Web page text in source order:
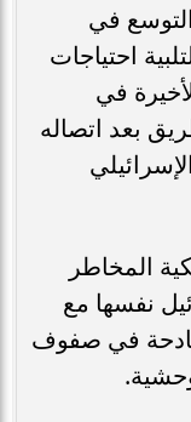
في
احتياجات
في
بعد اتصاله
المخاطر
نفسها مع
في صفوف